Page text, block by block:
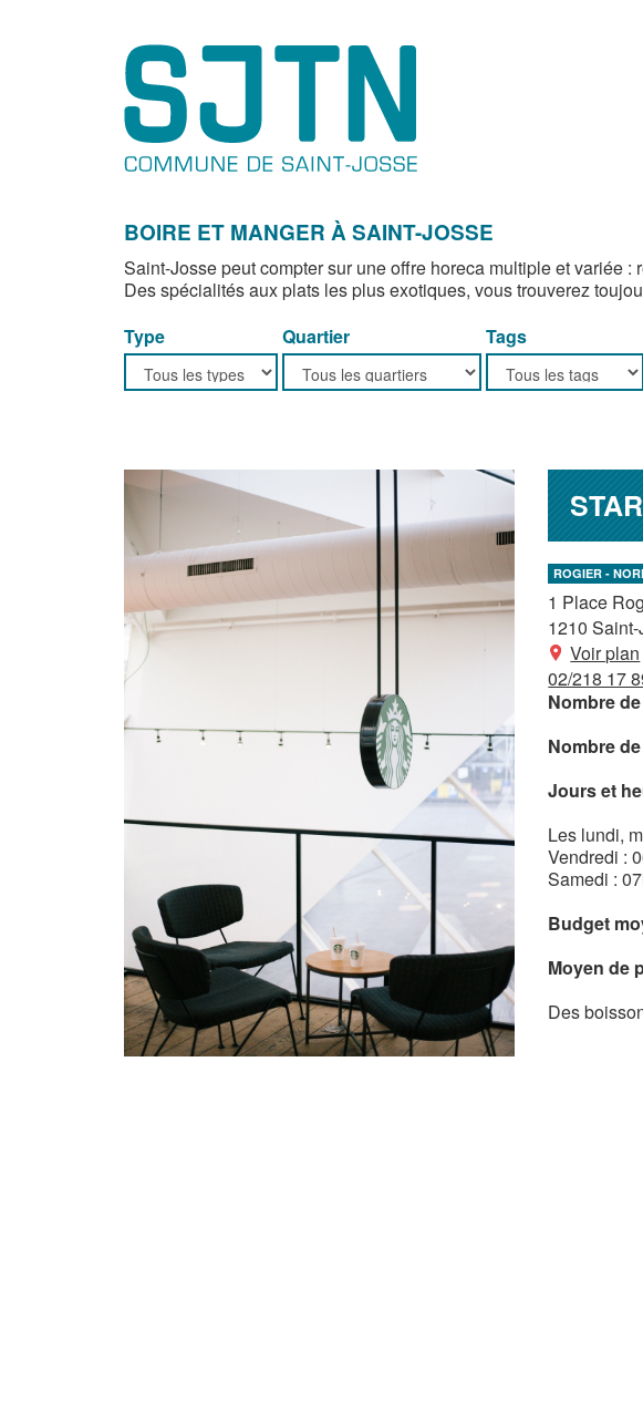
BOIRE ET MANGER À SAINT-JOSSE
Saint-Josse peut compter sur une offre horeca multiple et variée :
Des spécialités aux plats les plus exotiques, vous trouverez
Type
Quartier Tags
ROGIER -
1 Place
1210
Voir plan
02/218 17
Nombre
Nombre
Jours et
Les lundi,
Vendredi :
Samedi :
Budget
Moyen de
Des